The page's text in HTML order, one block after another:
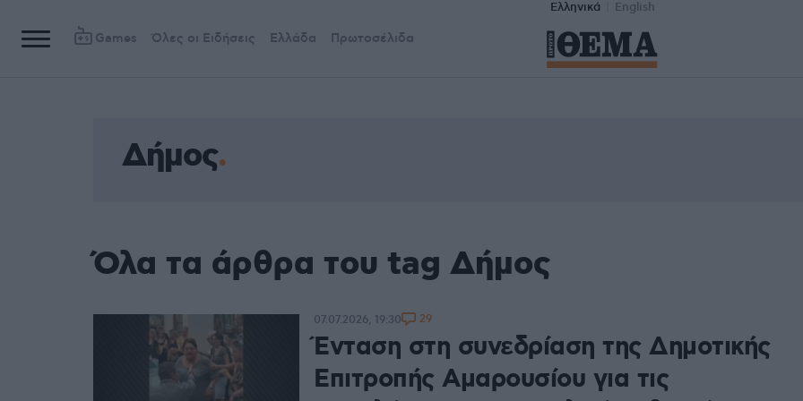
Ελληνικά English
Games Όλες οι Ειδήσεις Ελλάδα Πρωτοσέλιδα
Δήμος
Όλα τα άρθρα του tag Δήμος
Ένταση στη συνεδρίαση της Δημοτικής
Επιτροπής Αμαρουσίου για τις
07.07.2026, 19:30 29